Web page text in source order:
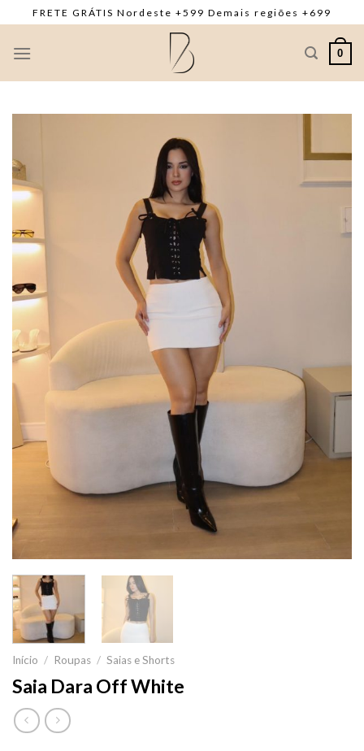
to
content
FRETE GRÁTIS Nordeste +599 Demais regiões +699
0
Início / Roupas / Saias e Shorts
Saia Dara Off White